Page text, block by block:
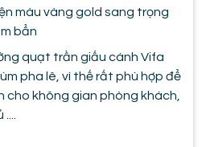
màu vàng gold sang trọng
bẩn
quạt trần giấu cánh Vifa
pha lê, vì thế rất phù hợp để
cho không gian phòng khách,